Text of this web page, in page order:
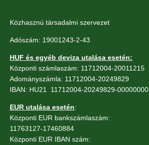
Közhasznú társadalmi szervezet
Adószám: 19001243-2-43
HUF és egyéb deviza utalása esetén:
Központi számlaszám: 11712004-20011215
Adományszámla: 11712004-20249829
IBAN: HU21 11712004-20249829-00000000
EUR utalása esetén:
Központi EUR bankszámlaszám:
11763127-17460884
Központi EUR IBAN szám: